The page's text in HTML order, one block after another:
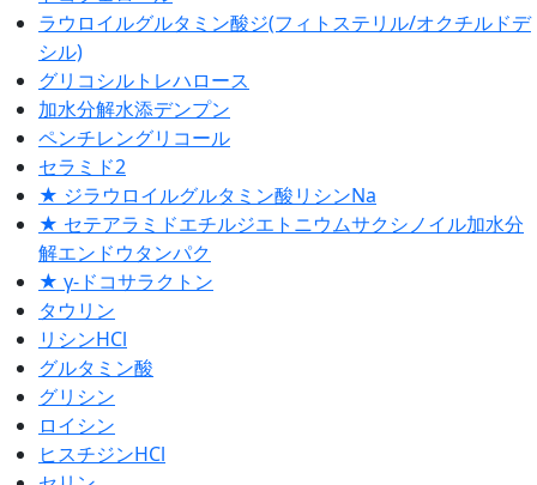
ラウロイルグルタミン酸ジ(フィトステリル/オクチルドデ
シル)
グリコシルトレハロース
加水分解水添デンプン
ペンチレングリコール
セラミド2
★ ジラウロイルグルタミン酸リシンNa
★ セテアラミドエチルジエトニウムサクシノイル加水分
解エンドウタンパク
★ γ-ドコサラクトン
タウリン
リシンHCl
グルタミン酸
グリシン
ロイシン
ヒスチジンHCl